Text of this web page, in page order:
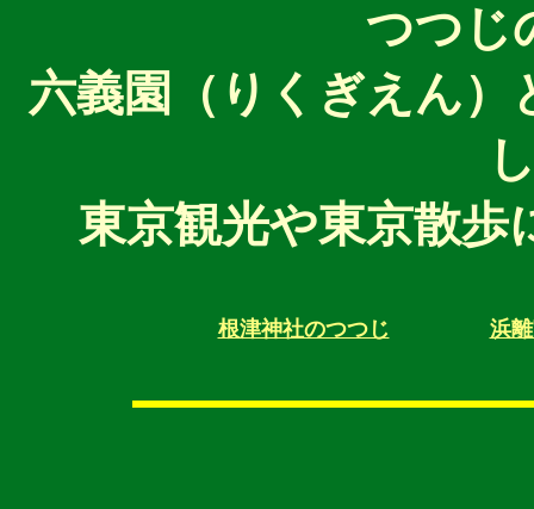
つつじ
六義園（りくぎえん
東京観光や東京散歩
根津神社のつつじ 浜